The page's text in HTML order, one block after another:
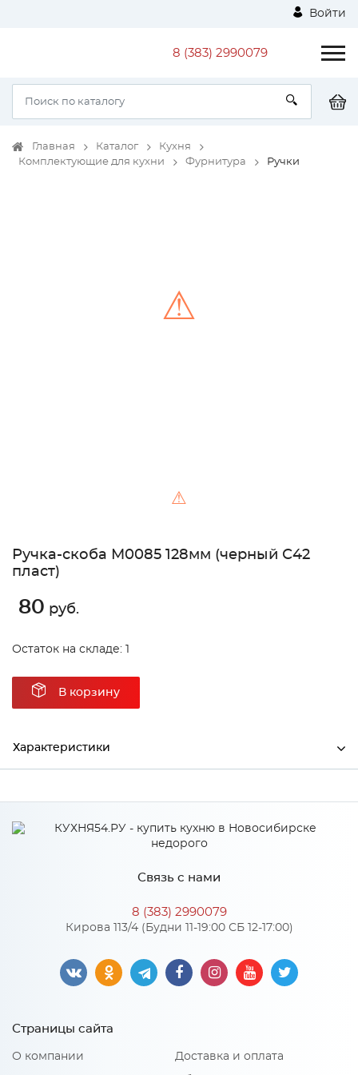
Войти
8 (383) 2990079
Главная Каталог
Кухня
Комплектующие для кухни
Фурнитура Ручки
⚠
⚠
Ручка-скоба М0085 128мм (черный С42
пласт)
80 руб.
Остаток на складе: 1
В корзину
Характеристики
Производитель Сурская мебель
Количество упаковок: 1
Связь с нами
8 (383) 2990079
Кирова 113/4 (Будни 11-19:00 СБ 12-17:00)
Страницы сайта
О компании Доставка и оплата